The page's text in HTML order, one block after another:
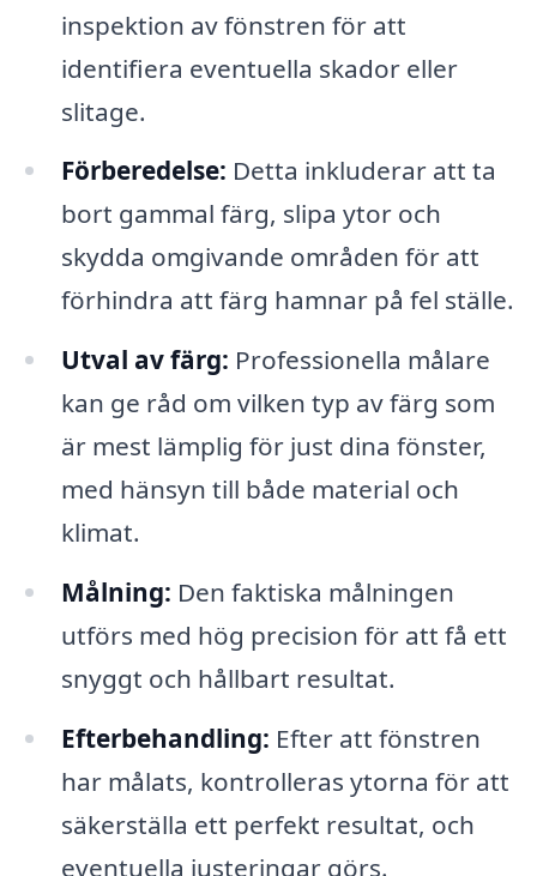
inspektion av fönstren för att
identifiera eventuella skador eller
slitage.
Förberedelse: Detta inkluderar att ta
bort gammal färg, slipa ytor och
skydda omgivande områden för att
förhindra att färg hamnar på fel ställe.
Utval av färg: Professionella målare
kan ge råd om vilken typ av färg som
är mest lämplig för just dina fönster,
med hänsyn till både material och
klimat.
Målning: Den faktiska målningen
utförs med hög precision för att få ett
snyggt och hållbart resultat.
Efterbehandling: Efter att fönstren
har målats, kontrolleras ytorna för att
säkerställa ett perfekt resultat, och
eventuella justeringar görs.